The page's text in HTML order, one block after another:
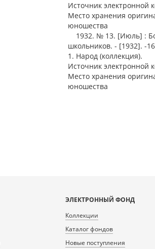
Источник электронной
Место хранения
юношества
1932. № 13. [Июль] :
школьников. - [1932]. -
1. Народ (коллекция).
Источник электронной
Место хранения
юношества
ЭЛЕКТРОННЫЙ ФОНД
Коллекции
Каталог фондов
Новые поступления